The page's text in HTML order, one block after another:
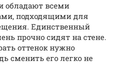
обладают всеми
подходящими для
Единственный
прочно сидят на стене.
оттенок нужно
сменить его легко не